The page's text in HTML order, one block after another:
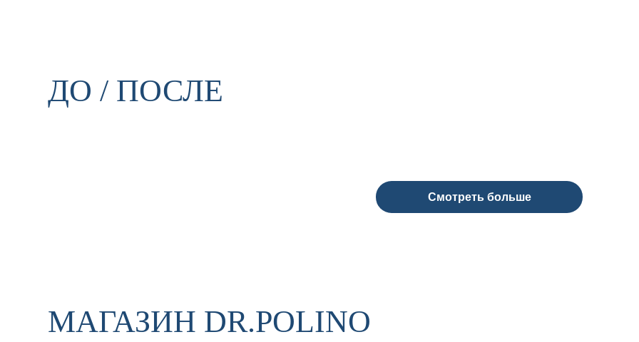
ДО / ПОСЛЕ
Смотреть больше
МАГАЗИН DR.POLINO